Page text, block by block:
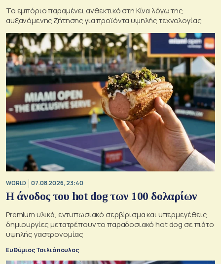
Το εμπόριο παραμένει ανθεκτικό στη Κίνα λόγω της
αυξανόμενης ζήτησης για προϊόντα υψηλής τεχνολογίας
WORLD 07.08.2026, 23:40
Η άνοδος του hot dog των 100 δολαρίων
Premium υλικά, εντυπωσιακό σερβίρισμα και υπερμεγέθεις
δημιουργίες μετατρέπουν το παραδοσιακό hot dog σε πιάτο
υψηλής γαστρονομίας
Ευθύμιος Τσιλιόπουλος